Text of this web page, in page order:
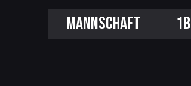
MANNSCHAFT 1B